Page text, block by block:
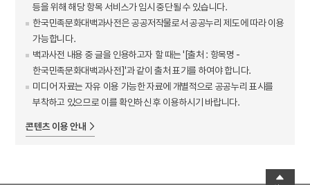
등을 위해 해당 항목 서비스가 임시 중단될 수 있습니다.
한국민족문화대백과사전은 공공저작물로서 공공누리 제도에 따라 이용
가능합니다.
백과사전 내용 중 글을 인용하고자 할 때는 '[출처 : 항목명 -
한국민족문화대백과사전]'과 같이 출처 표기를 하여야 합니다.
미디어 자료는 자유 이용 가능한 자료에 개별적으로 공공누리 표시를
부착하고 있으므로 이를 확인하신 후 이용하시기 바랍니다.
콘텐츠 이용 안내